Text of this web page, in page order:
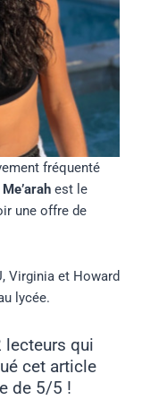
fréquenté
Me’arah est le
une offre de
Virginia et Howard
lycée.
lecteurs qui
cet article
de 5/5 !